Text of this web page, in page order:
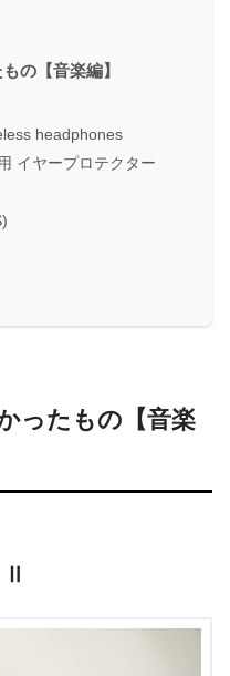
の【音楽編】
headphones
イヤープロテクター
ったもの【音楽